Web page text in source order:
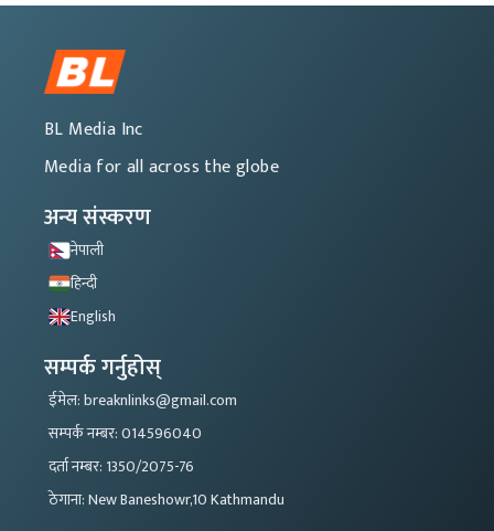
BL Media Inc
Media for all across the globe
अन्य संस्करण
नेपाली
हिन्दी
English
सम्पर्क गर्नुहोस्
ईमेल: breaknlinks@gmail.com
सम्पर्क नम्बर: 014596040
दर्ता नम्बर: 1350/2075-76
ठेगाना: New Baneshowr,10 Kathmandu